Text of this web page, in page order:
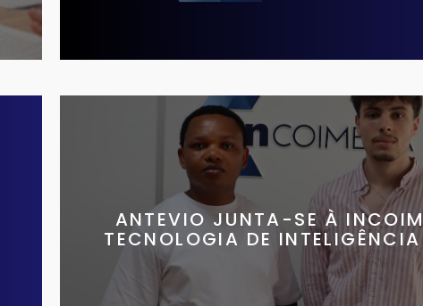
ANTEVIO JUNTA-SE À
TECNOLOGIA DE